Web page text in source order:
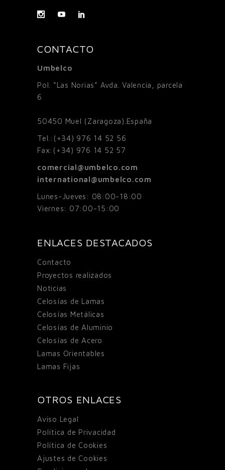
CONTACTO
Umbelco
Pol. “Las Norias” Avda. Valencia, parcela
6
50450 Muel (Zaragoza).España
Tel.: (+34) 976 14 52 56
Fax: (+34) 976 14 52 57
comercial@umbelco.com
international@umbelco.com
Lunes-Jueves: 08:00-18:00
Viernes: 07:00-15:00
ENLACES DESTACADOS
Contacto
Proyectos realizados
Noticias
Celosías de Lamas
Celosías Metálicas
Celosías de Aluminio
Celosías de Acero
Lamas Orientables
Lamas Fijas
OTROS ENLACES
Aviso Legal
Política de Privacidad
Política de Cookies
Ajustes de Cookies